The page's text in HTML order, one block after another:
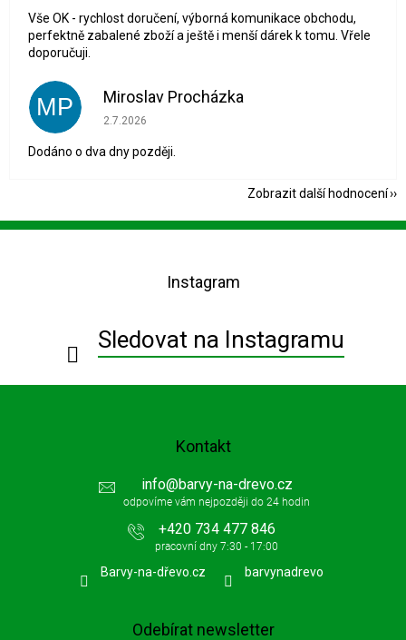
Vše OK - rychlost doručení, výborná komunikace obchodu,
perfektně zabalené zboží a ještě i menší dárek k tomu. Vřele
doporučuji.
MP Miroslav Procházka
Hodnocení obchodu je 1 z 5 hvězdiček.
2.7.2026
Dodáno o dva dny později.
Zobrazit další hodnocení
Z
Instagram
Sledovat na Instagramu
Kontakt
info@barvy-na-drevo.cz
+420 734 477 846
Barvy-na-dřevo.cz barvynadrevo
Odebírat newsletter